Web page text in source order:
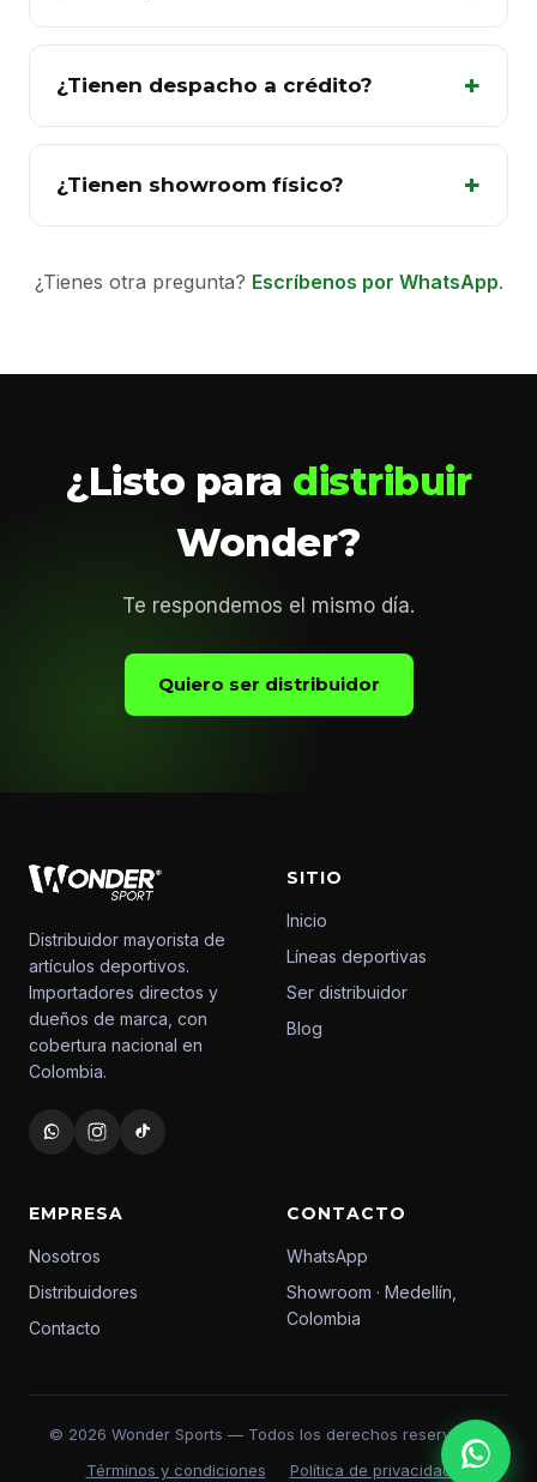
¿Tienen despacho a crédito?
¿Tienen showroom físico?
¿Tienes otra pregunta? Escríbenos por WhatsApp.
¿Listo para distribuir
Wonder?
Te respondemos el mismo día.
Quiero ser distribuidor
Distribuidor mayorista de
artículos deportivos.
Importadores directos y
dueños de marca, con
cobertura nacional en
Colombia.
SITIO
Inicio
Líneas deportivas
Ser distribuidor
Blog
EMPRESA
Nosotros
Distribuidores
Contacto
CONTACTO
WhatsApp
Showroom · Medellín,
Colombia
© 2026 Wonder Sports — Todos los derechos reservados
Términos y condiciones
Política de privacidad